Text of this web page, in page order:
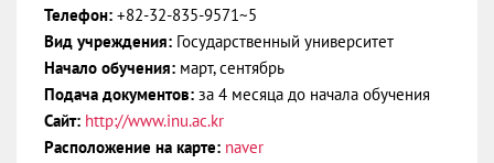
Телефон: +82-32-835-9571~5
Вид учреждения: Государственный университет
Начало обучения: март, сентябрь
Подача документов: за 4 месяца до начала обучения
Сайт: http://www.inu.ac.kr
Расположение на карте: naver